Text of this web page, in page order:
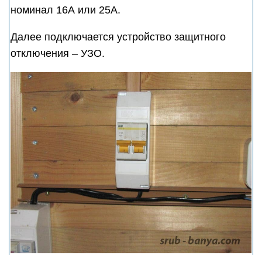
номинал 16А или 25А.
Далее подключается устройство защитного
отключения – УЗО.